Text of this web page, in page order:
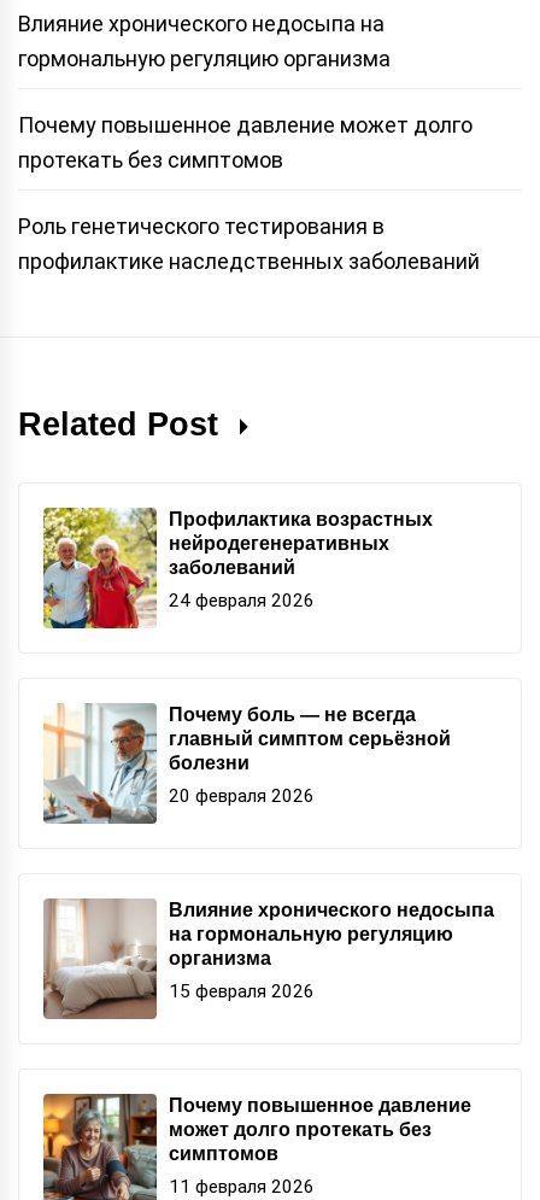
Влияние хронического недосыпа на
гормональную регуляцию организма
Почему повышенное давление может долго
протекать без симптомов
Роль генетического тестирования в
профилактике наследственных заболеваний
Related Post
Профилактика возрастных
нейродегенеративных
заболеваний
24 февраля 2026
Почему боль — не всегда
главный симптом серьёзной
болезни
20 февраля 2026
Влияние хронического недосыпа
на гормональную регуляцию
организма
15 февраля 2026
Почему повышенное давление
может долго протекать без
симптомов
11 февраля 2026